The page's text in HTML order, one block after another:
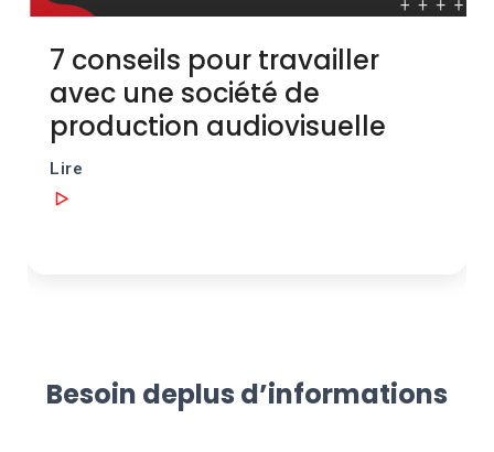
Besoin deplus d’informations